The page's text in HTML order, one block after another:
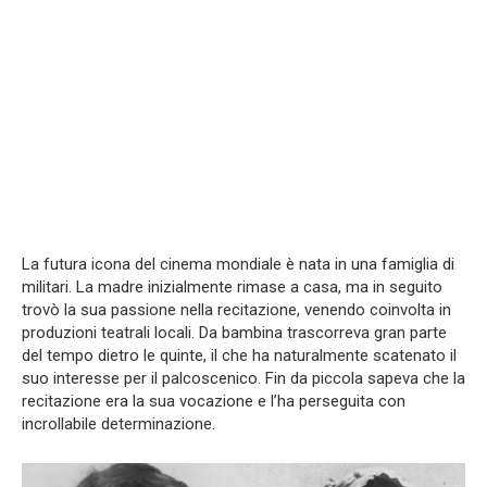
La futura icona del cinema mondiale è nata in una famiglia di
militari. La madre inizialmente rimase a casa, ma in seguito
trovò la sua passione nella recitazione, venendo coinvolta in
produzioni teatrali locali. Da bambina trascorreva gran parte
del tempo dietro le quinte, il che ha naturalmente scatenato il
suo interesse per il palcoscenico. Fin da piccola sapeva che la
recitazione era la sua vocazione e l’ha perseguita con
incrollabile determinazione.